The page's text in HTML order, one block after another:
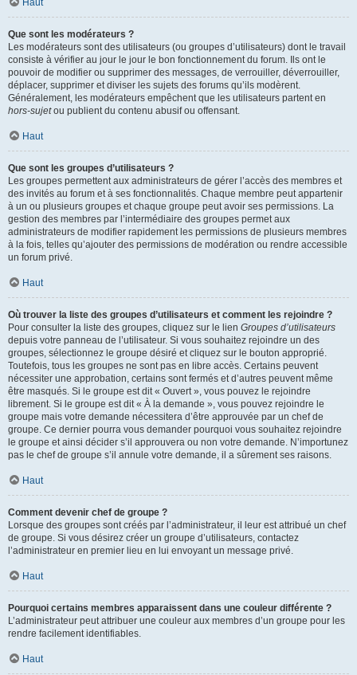
Haut
Que sont les modérateurs ?
Les modérateurs sont des utilisateurs (ou groupes d’utilisateurs) dont le travail
consiste à vérifier au jour le jour le bon fonctionnement du forum. Ils ont le
pouvoir de modifier ou supprimer des messages, de verrouiller, déverrouiller,
déplacer, supprimer et diviser les sujets des forums qu’ils modèrent.
Généralement, les modérateurs empêchent que les utilisateurs partent en
hors-sujetou publient du contenu abusif ou offensant.
Haut
Que sont les groupes d’utilisateurs ?
Les groupes permettent aux administrateurs de gérer l’accès des membres et
des invités au forum et à ses fonctionnalités. Chaque membre peut appartenir
à un ou plusieurs groupes et chaque groupe peut avoir ses permissions. La
gestion des membres par l’intermédiaire des groupes permet aux
administrateurs de modifier rapidement les permissions de plusieurs membres
à la fois, telles qu’ajouter des permissions de modération ou rendre accessible
un forum privé.
Haut
Où trouver la liste des groupes d’utilisateurs et comment les rejoindre ?
Pour consulter la liste des groupes, cliquez sur le lien Groupes d’utilisateurs
depuis votre panneau de l’utilisateur. Si vous souhaitez rejoindre un des
groupes, sélectionnez le groupe désiré et cliquez sur le bouton approprié.
Toutefois, tous les groupes ne sont pas en libre accès. Certains peuvent
nécessiter une approbation, certains sont fermés et d’autres peuvent même
être masqués. Si le groupe est dit « Ouvert », vous pouvez le rejoindre
librement. Si le groupe est dit « À la demande », vous pouvez rejoindre le
groupe mais votre demande nécessitera d’être approuvée par un chef de
groupe. Ce dernier pourra vous demander pourquoi vous souhaitez rejoindre
le groupe et ainsi décider s’il approuvera ou non votre demande. N’importunez
pas le chef de groupe s’il annule votre demande, il a sûrement ses raisons.
Haut
Comment devenir chef de groupe ?
Lorsque des groupes sont créés par l’administrateur, il leur est attribué un chef
de groupe. Si vous désirez créer un groupe d’utilisateurs, contactez
l’administrateur en premier lieu en lui envoyant un message privé.
Haut
Pourquoi certains membres apparaissent dans une couleur différente ?
L’administrateur peut attribuer une couleur aux membres d’un groupe pour les
rendre facilement identifiables.
Haut